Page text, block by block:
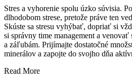
Stres a vyhorenie spolu úzko súvisia.
dlhodobom strese, pretože práve ten
Skúste sa stresu vyhýbať, dopriať si
si správny time management a
a záľubám. Prijímajte dostatočné
minerálov a zapojte do svojho dňa
Read More